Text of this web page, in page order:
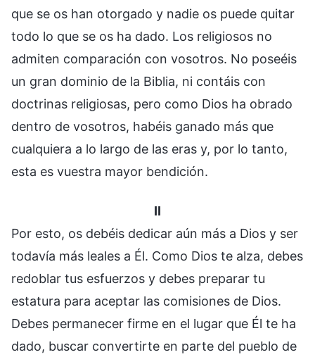
que se os han otorgado y nadie os puede quitar
todo lo que se os ha dado. Los religiosos no
admiten comparación con vosotros. No poseéis
un gran dominio de la Biblia, ni contáis con
doctrinas religiosas, pero como Dios ha obrado
dentro de vosotros, habéis ganado más que
cualquiera a lo largo de las eras y, por lo tanto,
esta es vuestra mayor bendición.
II
Por esto, os debéis dedicar aún más a Dios y ser
todavía más leales a Él. Como Dios te alza, debes
redoblar tus esfuerzos y debes preparar tu
estatura para aceptar las comisiones de Dios.
Debes permanecer firme en el lugar que Él te ha
dado, buscar convertirte en parte del pueblo de